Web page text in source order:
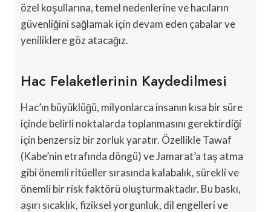
özel koşullarına, temel nedenlerine ve hacıların
güvenliğini sağlamak için devam eden çabalar ve
yeniliklere göz atacağız.
Hac Felaketlerinin Kaydedilmesi
Hac’ın büyüklüğü, milyonlarca insanın kısa bir süre
içinde belirli noktalarda toplanmasını gerektirdiği
için benzersiz bir zorluk yaratır. Özellikle Tawaf
(Kabe’nin etrafında döngü) ve Jamarat’a taş atma
gibi önemli ritüeller sırasında kalabalık, sürekli ve
önemli bir risk faktörü oluşturmaktadır. Bu baskı,
aşırı sıcaklık, fiziksel yorgunluk, dil engelleri ve